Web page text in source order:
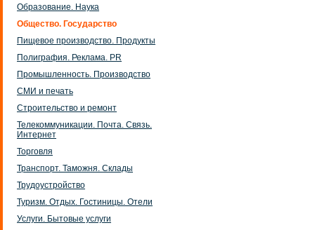
Образование. Наука
Общество. Государство
Пищевое производство. Продукты
Полиграфия. Реклама. PR
Промышленность. Производство
СМИ и печать
Строительство и ремонт
Телекоммуникации. Почта. Связь.
Интернет
Торговля
Транспорт. Таможня. Склады
Трудоустройство
Туризм. Отдых. Гостиницы. Отели
Услуги. Бытовые услуги